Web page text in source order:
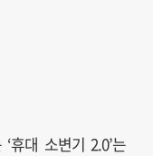
휴대 소변기 2.0’는